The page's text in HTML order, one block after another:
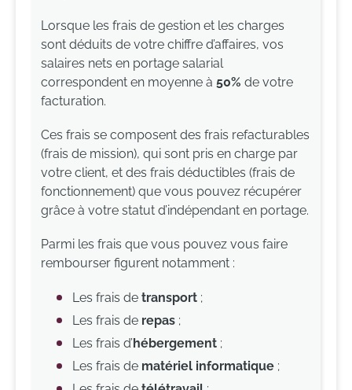
Lorsque les frais de gestion et les charges
sont déduits de votre chiffre d’affaires, vos
salaires nets en portage salarial
correspondent en moyenne à 50% de votre
facturation.
Ces frais se composent des frais refacturables
(frais de mission), qui sont pris en charge par
votre client, et des frais déductibles (frais de
fonctionnement) que vous pouvez récupérer
grâce à votre statut d’indépendant en portage.
Parmi les frais que vous pouvez vous faire
rembourser figurent notamment :
Les frais de transport ;
Les frais de repas ;
Les frais d’ hébergement ;
Les frais de matériel informatique ;